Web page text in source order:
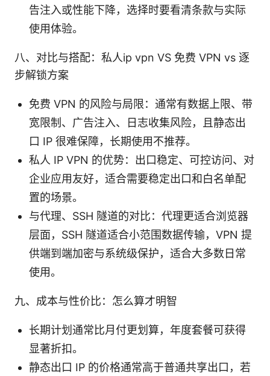
告注入或性能下降，选择时要看清条款与实际
使用体验。
八、对比与搭配：私人ip vpn VS 免费 VPN vs 逐
步解锁方案
免费 VPN 的风险与局限：通常有数据上限、带
宽限制、广告注入、日志收集风险，且静态出
口 IP 很难保障，长期使用不推荐。
私人 IP VPN 的优势：出口稳定、可控访问、对
企业应用友好，适合需要稳定出口和白名单配
置的场景。
与代理、SSH 隧道的对比：代理更适合浏览器
层面，SSH 隧道适合小范围数据传输，VPN 提
供端到端加密与系统级保护，适合大多数日常
使用。
九、成本与性价比：怎么算才明智
长期计划通常比月付更划算，年度套餐可获得
显著折扣。
静态出口 IP 的价格通常高于普通共享出口，若